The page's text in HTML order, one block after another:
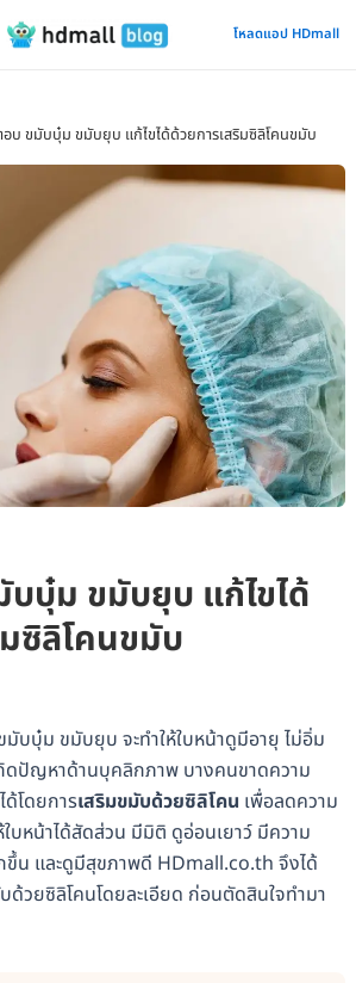
โหลดแอป HDmall
บ ขมับบุ๋ม ขมับยุบ แก้ไขได้ด้วยการเสริมซิลิโคนขมับ
บุ๋ม ขมับยุบ แก้ไขได้
ซิลิโคนขมับ
บุ๋ม ขมับยุบ จะทำให้ใบหน้าดูมีอายุ ไม่อิ่ม
ดปัญหาด้านบุคลิกภาพ บางคนขาดความ
ด้โดยการเสริมขมับด้วยซิลิโคน เพื่อลดความ
บหน้าได้สัดส่วน มีมิติ ดูอ่อนเยาว์ มีความ
ขึ้น และดูมีสุขภาพดี HDmall.co.th จึงได้
ด้วยซิลิโคนโดยละเอียด ก่อนตัดสินใจทำมา